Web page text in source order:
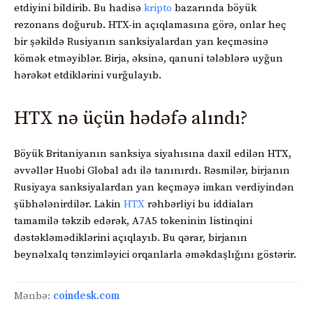
etdiyini bildirib. Bu hadisə kripto bazarında böyük
rezonans doğurub. HTX-in açıqlamasına görə, onlar heç
bir şəkildə Rusiyanın sanksiyalardan yan keçməsinə
kömək etməyiblər. Birja, əksinə, qanuni tələblərə uyğun
hərəkət etdiklərini vurğulayıb.
HTX nə üçün hədəfə alındı?
Böyük Britaniyanın sanksiya siyahısına daxil edilən HTX,
əvvəllər Huobi Global adı ilə tanınırdı. Rəsmilər, birjanın
Rusiyaya sanksiyalardan yan keçməyə imkan verdiyindən
şübhələnirdilər. Lakin HTX rəhbərliyi bu iddiaları
tamamilə təkzib edərək, A7A5 tokeninin listinqini
dəstəkləmədiklərini açıqlayıb. Bu qərar, birjanın
beynəlxalq tənzimləyici orqanlarla əməkdaşlığını göstərir.
Mənbə: coindesk.com